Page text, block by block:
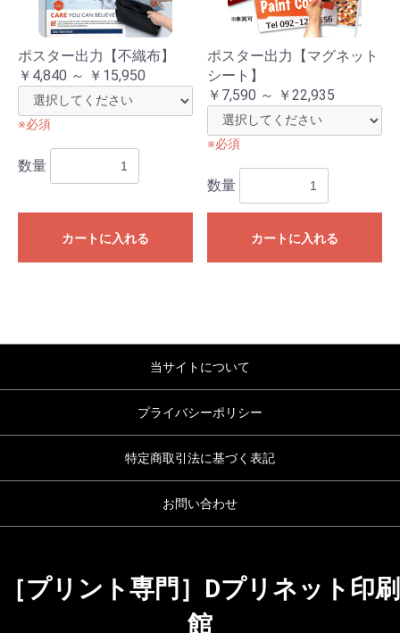
ポスター出力【不織布】
￥4,840 ～ ￥15,950
※必須
数量
カートに入れる
ポスター出力【マグネット
シート】
￥7,590 ～ ￥22,935
※必須
数量
カートに入れる
当サイトについて
プライバシーポリシー
特定商取引法に基づく表記
お問い合わせ
［プリント専門］Dプリネット印刷
館